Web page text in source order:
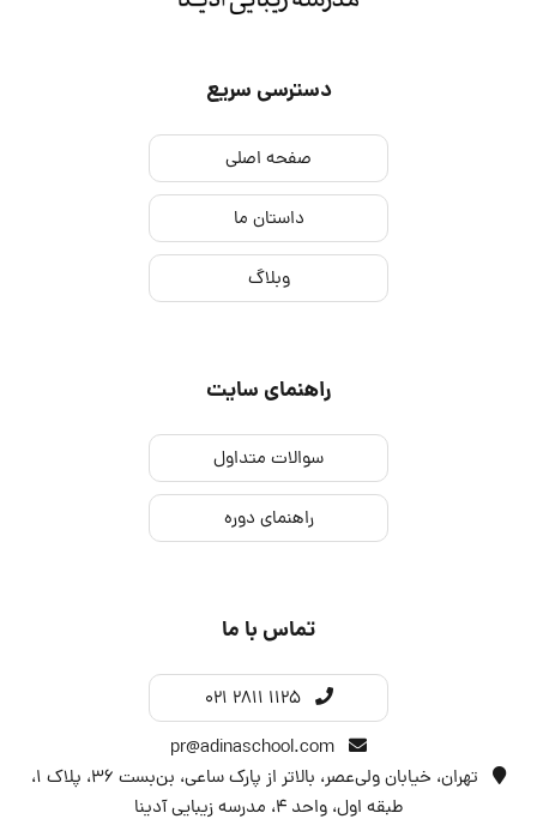
دسترسی سریع
صفحه اصلی
داستان ما
وبلاگ
راهنمای سایت
سوالات متداول
راهنمای دوره
تماس با ما
021 2811 1125
تهران، خیابان ولی‌عصر، بالاتر از پارک ساعی، بن‌بست ۳۶، پلاک ۱،
طبقه اول، واحد 4، مدرسه زیبایی آدینا